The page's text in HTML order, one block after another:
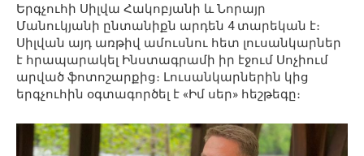
Երգչուհի Սիլվա Հակոբյանի և Նորայր
Մանուկյանի ընտանիքն արդեն 4 տարեկան է։
Սիլվան այդ առթիվ ամուսնու հետ լուսանկարներ
է հրապարակել Ինստագրամի իր էջում Սոչիում
արված ֆոտոշարքից։ Լուսանկարներին կից
երգչուհին օգտագործել է «Իմ սեր» հեշթեգը։